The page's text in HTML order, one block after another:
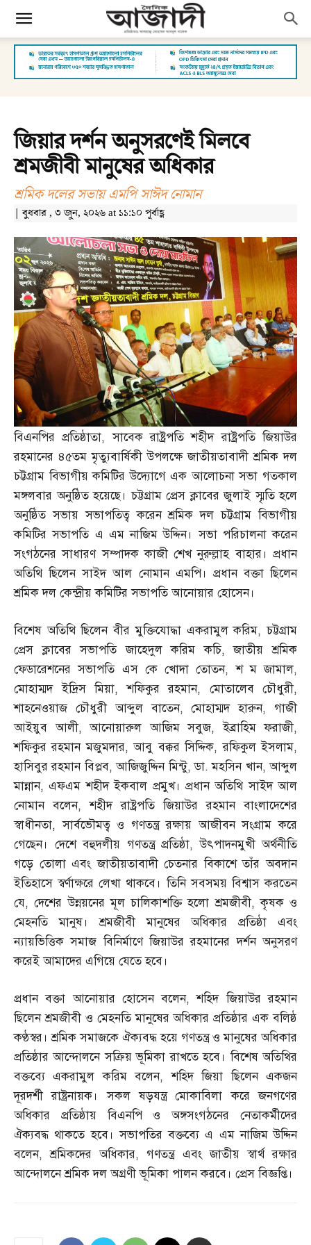
জিয়ার দর্শন অনুসরণেই মিলবে
শ্রমজীবী মানুষের অধিকার
শ্রমিক দলের সভায় এমপি সাঈদ নোমান
| বুধবার , ৩ জুন, ২০২৬ at ১১:১০ পূর্বাহ্ণ
বিএনপির প্রতিষ্ঠাতা,সাবেক রাষ্ট্রপতি শহীদ রাষ্ট্রপতি জিয়াউর
রহমানের ৪৫তম মৃত্যুবার্ষিকী উপলক্ষে জাতীয়তাবাদী শ্রমিক দল
চট্টগ্রাম বিভাগীয় কমিটির উদ্যোগে এক আলোচনা সভা গতকাল
মঙ্গলবার অনুষ্ঠিত হয়েছে। চট্টগ্রাম প্রেস ক্লাবের জুলাই স্মৃতি হলে
অনুষ্ঠিত সভায় সভাপতিত্ব করেন শ্রমিক দল চট্টগ্রাম বিভাগীয়
কমিটির সভাপতি এ এম নাজিম উদ্দিন। সভা পরিচালনা করেন
সংগঠনের সাধারণ সম্পাদক কাজী শেখ নুরুল্লাহ বাহার। প্রধান
অতিথি ছিলেন সাইদ আল নোমান এমপি। প্রধান বক্তা ছিলেন
শ্রমিক দল কেন্দ্রীয় কমিটির সভাপতি আনোয়ার হোসেন।
বিশেষ অতিথি ছিলেন বীর মুক্তিযোদ্ধা একরামুল করিম,চট্টগ্রাম
প্রেস ক্লাবের সভাপতি জাহেদুল করিম কচি,জাতীয় শ্রমিক
ফেডারেশনের সভাপতি এস কে খোদা তোতন,শ ম জামাল,
মোহাম্মদ ইদ্রিস মিয়া,শফিকুর রহমান, মোতালেব চৌধুরী,
শাহনেওয়াজ চৌধুরী আব্দুল বাতেন,মোহাম্মদ হারুন,গাজী
আইয়ুব আলী,আনোয়ারুল আজিম সবুজ,ইব্রাহিম ফরাজী,
শফিকুর রহমান মজুমদার,আবু বক্কর সিদ্দিক,রফিকুল ইসলাম,
হাসিবুর রহমান বিপ্লব,আজিজুদ্দিন মিন্টু,ডা.মহসিন খান,আব্দুল
মান্নান,এফএম শহীদ ইকবাল প্রমুখ। প্রধান অতিথি সাইদ আল
নোমান বলেন,শহীদ রাষ্ট্রপতি জিয়াউর রহমান বাংলাদেশের
স্বাধীনতা,সার্বভৌমত্ব ও গণতন্ত্র রক্ষায় আজীবন সংগ্রাম করে
গেছেন। দেশে বহুদলীয় গণতন্ত্র প্রতিষ্ঠা,উৎপাদনমুখী অর্থনীতি
গড়ে তোলা এবং জাতীয়তাবাদী চেতনার বিকাশে তাঁর অবদান
ইতিহাসে স্বর্ণাক্ষরে লেখা থাকবে। তিনি সবসময় বিশ্বাস করতেন
যে,দেশের উন্নয়নের মূল চালিকাশক্তি হলো শ্রমজীবী,কৃষক ও
মেহনতি মানুষ। শ্রমজীবী মানুষের অধিকার প্রতিষ্ঠা এবং
ন্যায়ভিত্তিক সমাজ বিনির্মাণে জিয়াউর রহমানের দর্শন অনুসরণ
করেই আমাদের এগিয়ে যেতে হবে।
প্রধান বক্তা আনোয়ার হোসেন বলেন,শহিদ জিয়াউর রহমান
ছিলেন শ্রমজীবী ও মেহনতি মানুষের অধিকার প্রতিষ্ঠার এক বলিষ্ঠ
কণ্ঠস্বর। শ্রমিক সমাজকে ঐক্যবদ্ধ হয়ে গণতন্ত্র ও মানুষের অধিকার
প্রতিষ্ঠার আন্দোলনে সক্রিয় ভূমিকা রাখতে হবে। বিশেষ অতিথির
বক্তব্যে একরামুল করিম বলেন,শহিদ জিয়া ছিলেন একজন
দূরদর্শী রাষ্ট্রনায়ক। সকল ষড়যন্ত্র মোকাবিলা করে জনগণের
অধিকার প্রতিষ্ঠায় বিএনপি ও অঙ্গসংগঠনের নেতাকর্মীদের
ঐক্যবদ্ধ থাকতে হবে। সভাপতির বক্তব্যে এ এম নাজিম উদ্দিন
বলেন,শ্রমিকদের অধিকার,গণতন্ত্র এবং জাতীয় স্বার্থ রক্ষার
আন্দোলনে শ্রমিক দল অগ্রণী ভূমিকা পালন করবে। প্রেস বিজ্ঞপ্তি।